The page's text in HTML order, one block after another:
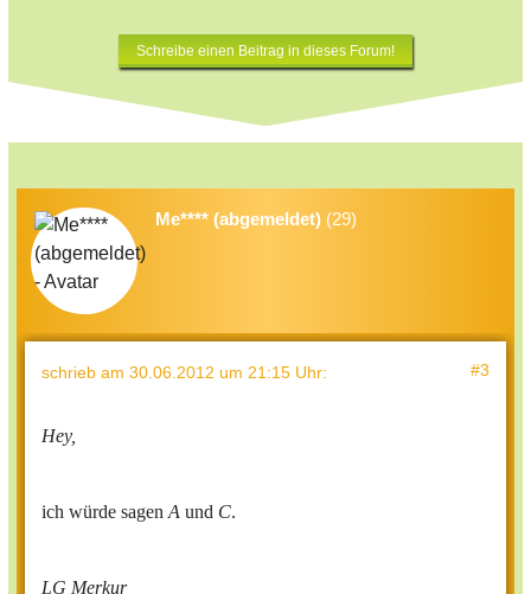
Schreibe einen Beitrag in dieses Forum!
Me**** (abgemeldet) (29)
schrieb am 30.06.2012 um 21:15 Uhr: #3
Hey,
ich würde sagen A und C.
LG Merkur